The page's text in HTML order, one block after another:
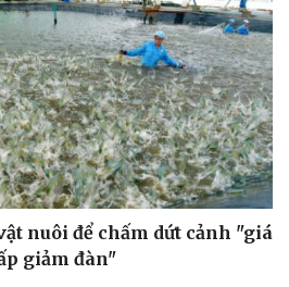
nuôi để chấm dứt cảnh "giá
giảm đàn"